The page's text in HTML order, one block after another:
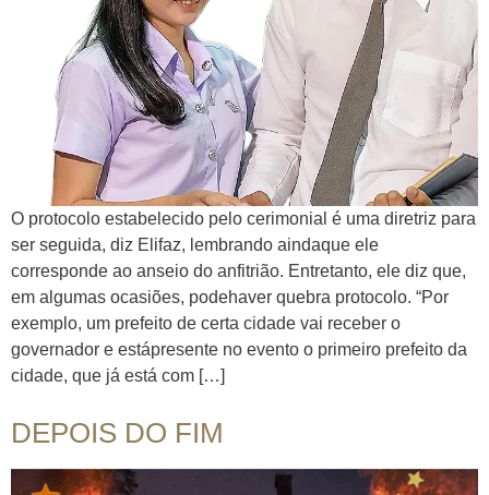
O protocolo estabelecido pelo cerimonial é uma diretriz para
ser seguida, diz Elifaz, lembrando aindaque ele
corresponde ao anseio do anfitrião. Entretanto, ele diz que,
em algumas ocasiões, podehaver quebra protocolo. “Por
exemplo, um prefeito de certa cidade vai receber o
governador e estápresente no evento o primeiro prefeito da
cidade, que já está com […]
DEPOIS DO FIM